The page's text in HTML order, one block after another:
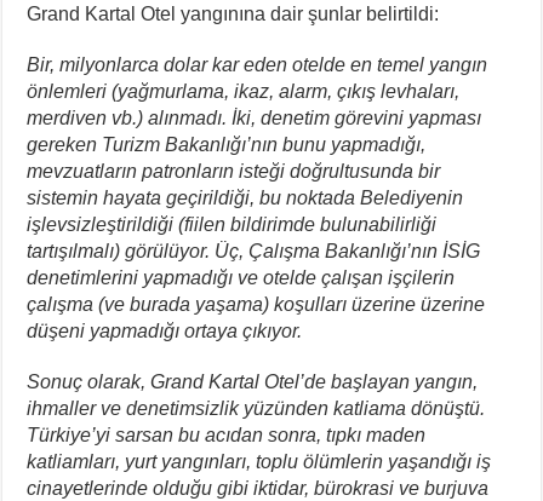
Grand Kartal Otel yangınına dair şunlar belirtildi:
Bir, milyonlarca dolar kar eden otelde en temel yangın
önlemleri (yağmurlama, ikaz, alarm, çıkış levhaları,
merdiven vb.) alınmadı. İki, denetim görevini yapması
gereken Turizm Bakanlığı’nın bunu yapmadığı,
mevzuatların patronların isteği doğrultusunda bir
sistemin hayata geçirildiği, bu noktada Belediyenin
işlevsizleştirildiği (fiilen bildirimde bulunabilirliği
tartışılmalı) görülüyor. Üç, Çalışma Bakanlığı’nın İSİG
denetimlerini yapmadığı ve otelde çalışan işçilerin
çalışma (ve burada yaşama) koşulları üzerine üzerine
düşeni yapmadığı ortaya çıkıyor.
Sonuç olarak, Grand Kartal Otel’de başlayan yangın,
ihmaller ve denetimsizlik yüzünden katliama dönüştü.
Türkiye’yi sarsan bu acıdan sonra, tıpkı maden
katliamları, yurt yangınları, toplu ölümlerin yaşandığı iş
cinayetlerinde olduğu gibi iktidar, bürokrasi ve burjuva